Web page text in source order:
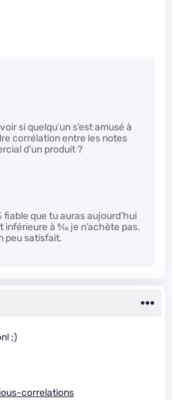
si quelqu’un s’est amusé à
corrélation entre les notes
d’un produit ?
que tu auras aujourd’hui
inférieure à 8⁄10 je n’achète pas.
peu satisfait.
;)
correlations